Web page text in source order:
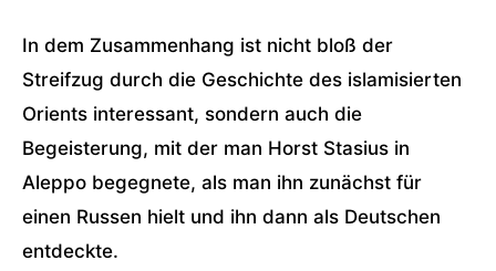
In dem Zusammenhang ist nicht bloß der
Streifzug durch die Geschichte des islamisierten
Orients interessant, sondern auch die
Begeisterung, mit der man Horst Stasius in
Aleppo begegnete, als man ihn zunächst für
einen Russen hielt und ihn dann als Deutschen
entdeckte.